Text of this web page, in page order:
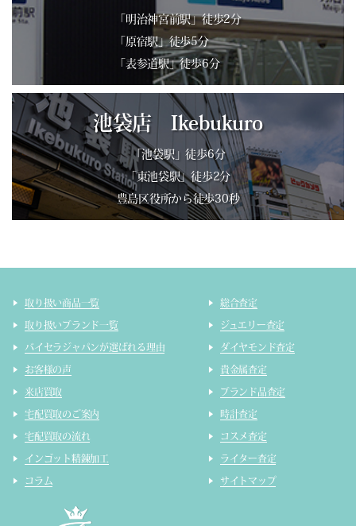
「明治神宮前駅」徒歩2分
「原宿駅」徒歩5分
「表参道駅」徒歩6分
池袋店 Ikebukuro
「池袋駅」徒歩6分
「東池袋駅」徒歩2分
豊島区役所から徒歩30秒
取り扱い商品一覧
取り扱いブランド一覧
バイセラジャパンが選ばれる理由
お客様の声
来店買取
宅配買取のご案内
宅配買取の流れ
インゴット精錬加工
コラム
総合査定
ジュエリー査定
ダイヤモンド査定
貴金属査定
ブランド品査定
時計査定
コスメ査定
ライター査定
サイトマップ